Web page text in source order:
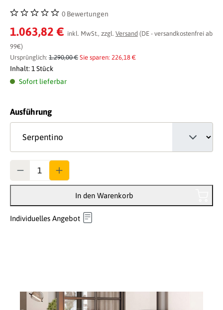
Durchschnittliche Bewertung von 0 von 5 Sternen
0 Bewertungen
1.063,82 € inkl. MwSt., zzgl. Versand (DE - versandkostenfrei ab
99€)
Ursprünglich: 1.290,00 € Sie sparen: 226,18 €
Inhalt: 1 Stück
Sofort lieferbar
Ausführungauswählen
In den Warenkorb
Individuelles Angebot